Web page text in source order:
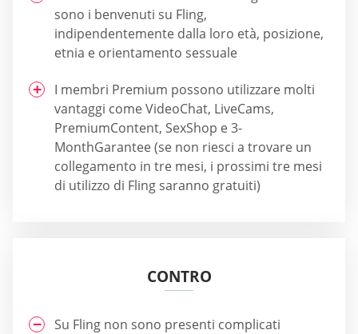
sono i benvenuti su Fling,
indipendentemente dalla loro età, posizione,
etnia e orientamento sessuale
I membri Premium possono utilizzare molti
vantaggi come VideoChat, LiveCams,
PremiumContent, SexShop e 3-
MonthGarantee (se non riesci a trovare un
collegamento in tre mesi, i prossimi tre mesi
di utilizzo di Fling saranno gratuiti)
CONTRO
Su Fling non sono presenti complicati